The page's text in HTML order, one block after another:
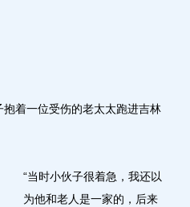
着一位受伤的老太太跑进吉林
“当时小伙子很着急，我还以
为他和老人是一家的，后来